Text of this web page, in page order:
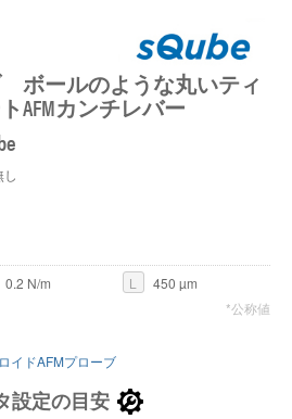
ボールのような丸いティ
AFMカンチレバー
0.2 N/m L
450 µm
*公称値
イドAFMプローブ
設定の目安